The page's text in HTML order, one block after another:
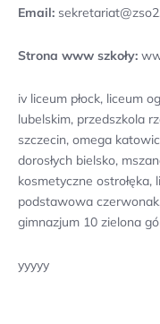
Email:
Strona www szkoły:
iv liceum płock, liceum
lubelskim, przedszkola
szczecin, omega
dorosłych bielsko,
kosmetyczne ostrołęka,
podstawowa
gimnazjum 10 zielona
yyyyy